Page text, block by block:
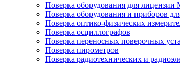
Поверка оборудования для
Поверка оборудования и приборов
Поверка оптико-физических
Поверка осциллографов
Поверка переносных поверочных
Поверка пирометров
Поверка радиотехнических и